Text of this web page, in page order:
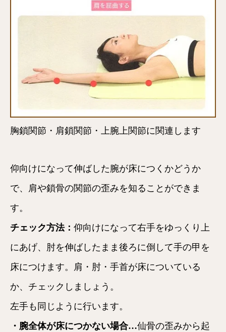
胸鎖関節・肩鎖関節・上腕上関節に関連します
仰向けになって伸ばした腕が床につくかどうか
で、肩や鎖骨の関節の歪みを知ることができま
す。
チェック方法： 仰向けになって右手をゆっくり上
にあげ、肘を伸ばしたまま後ろに倒して手の甲を
床につけます。肩・肘・手首が床についている
か、チェックしましょう。
左手も同じように行います。
・腕全体が床につかない場合…仙骨の歪みから起